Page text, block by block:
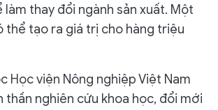
thay đổi ngành sản xuất. Một
thể tạo ra giá trị cho hàng triệu
Học viện Nông nghiệp Việt Nam
thần nghiên cứu khoa học, đổi mới